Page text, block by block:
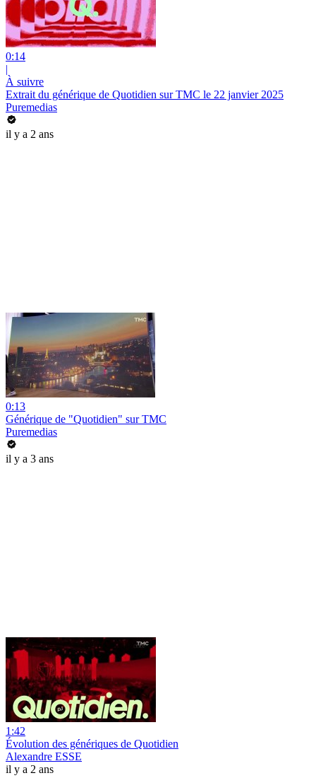
0:14
|
À suivre
Extrait du générique de Quotidien sur TMC le 22 janvier 2025
Puremedias
il y a 2 ans
0:13
Générique de "Quotidien" sur TMC
Puremedias
il y a 3 ans
1:42
Évolution des génériques de Quotidien
Alexandre ESSE
il y a 2 ans